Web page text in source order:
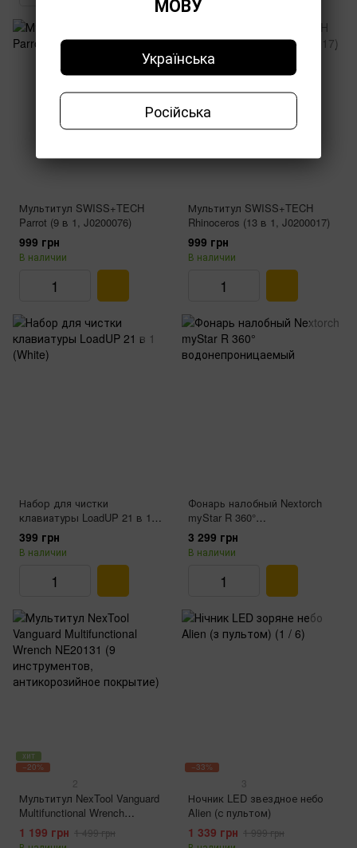
Мультитул SWISS+TECH
Parrot (9 в 1, J0200076)
999 грн
В наличии
Мультитул SWISS+TECH
Rhinoceros (13 в 1, J0200017)
999 грн
В наличии
Набор для чистки
клавиатуры LoadUP 21 в 1
(White)
399 грн
В наличии
Фонарь налобный Nextorch
myStar R 360°
водонепроницаемый
3 299 грн
В наличии
хит
−20%
2
Мультитул NexTool Vanguard
Multifunctional Wrench
NE20131 (9 инструментов,
антикорозийное покрытие)
1 199 грн 1 499 грн
−33%
3
Ночник LED звездное небо
Alien (с пультом)
1 339 грн 1 999 грн
Українська
Російська